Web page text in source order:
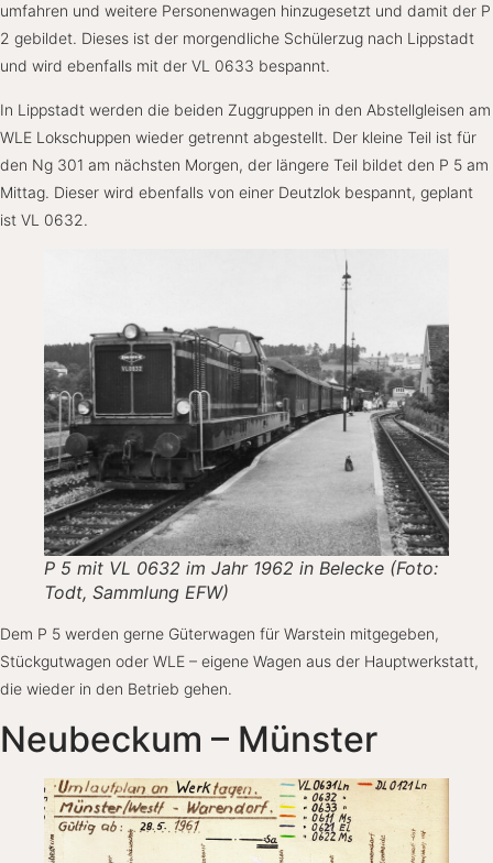
umfahren und weitere Personenwagen hinzugesetzt und damit der P
2 gebildet. Dieses ist der morgendliche Schülerzug nach Lippstadt
und wird ebenfalls mit der VL 0633 bespannt.
In Lippstadt werden die beiden Zuggruppen in den Abstellgleisen am
WLE Lokschuppen wieder getrennt abgestellt. Der kleine Teil ist für
den Ng 301 am nächsten Morgen, der längere Teil bildet den P 5 am
Mittag. Dieser wird ebenfalls von einer Deutzlok bespannt, geplant
ist VL 0632.
P 5 mit VL 0632 im Jahr 1962 in Belecke (Foto:
Todt, Sammlung EFW)
Dem P 5 werden gerne Güterwagen für Warstein mitgegeben,
Stückgutwagen oder WLE – eigene Wagen aus der Hauptwerkstatt,
die wieder in den Betrieb gehen.
Neubeckum – Münster